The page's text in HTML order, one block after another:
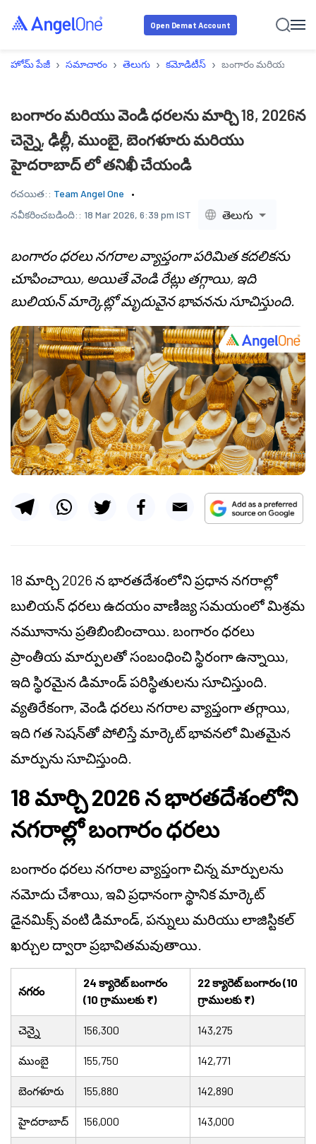
Open Demat Account
హోమ్ పేజీ › సమాచారం › తెలుగు › కమోడిటీస్ › బంగారం మరియు వెండి
బంగారం మరియు వెండి ధరలను మార్చి 18, 2026న
చెన్నై, ఢిల్లీ, ముంబై, బెంగళూరు మరియు
హైదరాబాద్ లో తనిఖీ చేయండి
రచయిత:: Team Angel One
నవీకరించబడింది:: 18 Mar 2026, 6:39 pm IST తెలుగు
బంగారం ధరలు నగరాల వ్యాప్తంగా పరిమిత కదలికను
చూపించాయి, అయితే వెండి రేట్లు తగ్గాయి, ఇది
బులియన్ మార్కెట్లో మృదువైన భావనను సూచిస్తుంది.
18 మార్చి 2026 న భారతదేశంలోని ప్రధాన నగరాల్లో
బులియన్ ధరలు ఉదయం వాణిజ్య సమయంలో మిశ్రమ
నమూనాను ప్రతిబింబించాయి. బంగారం ధరలు
ప్రాంతీయ మార్పులతో సంబంధించి స్థిరంగా ఉన్నాయి,
ఇది స్థిరమైన డిమాండ్ పరిస్థితులను సూచిస్తుంది.
వ్యతిరేకంగా, వెండి ధరలు నగరాల వ్యాప్తంగా తగ్గాయి,
ఇది గత సెషన్‌తో పోలిస్తే మార్కెట్ భావనలో మితమైన
మార్పును సూచిస్తుంది.
18 మార్చి 2026 న భారతదేశంలోని
నగరాల్లో బంగారం ధరలు
బంగారం ధరలు నగరాల వ్యాప్తంగా చిన్న మార్పులను
నమోదు చేశాయి, ఇవి ప్రధానంగా స్థానిక మార్కెట్
డైనమిక్స్ వంటి డిమాండ్, పన్నులు మరియు లాజిస్టికల్
ఖర్చుల ద్వారా ప్రభావితమవుతాయి.
నగరం
24 క్యారెట్ బంగారం
(10 గ్రాములకు ₹)
22 క్యారెట్ బంగారం (10
గ్రాములకు ₹)
చెన్నై 156,300 143,275
ముంబై 155,750 142,771
బెంగళూరు 155,880 142,890
హైదరాబాద్ 156,000 143,000